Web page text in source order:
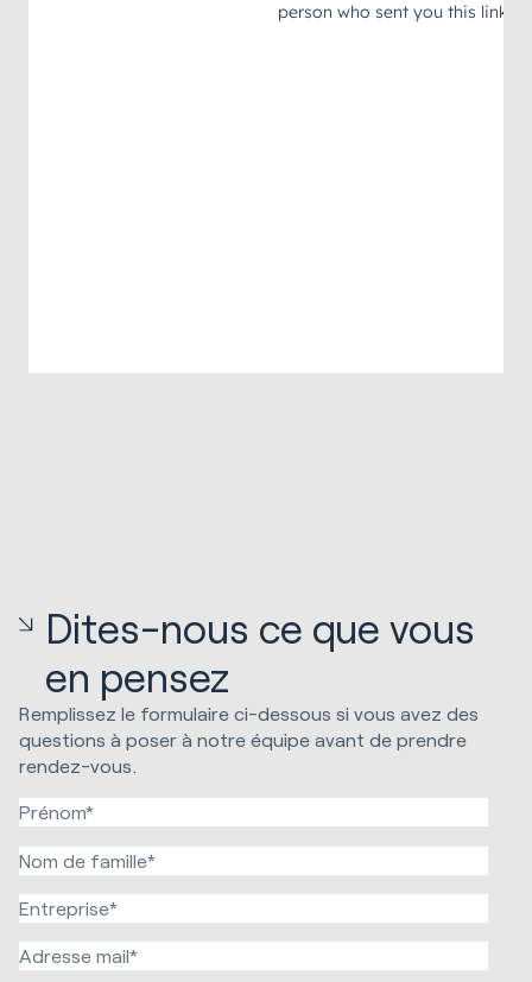
Dites-nous ce que vous
en pensez
Remplissez le formulaire ci-dessous si vous avez des
questions à poser à notre équipe avant de prendre
rendez-vous.